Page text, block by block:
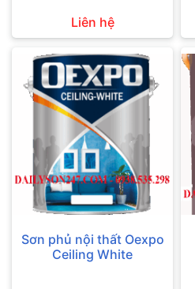
Liên hệ
Sơn phủ nội thất Oexpo
Ceiling White